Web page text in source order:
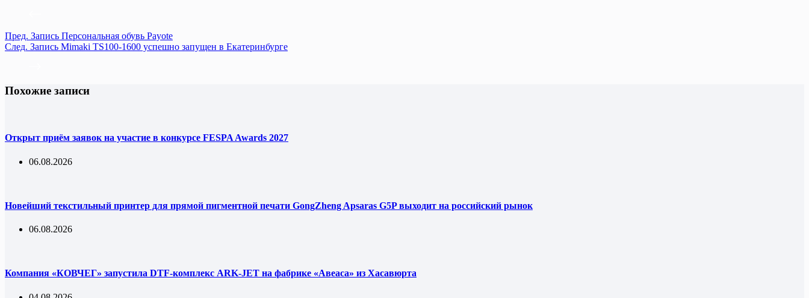
Пред. Запись Персональная обувь Payote
След. Запись Mimaki TS100-1600 успешно запущен в Екатеринбурге
Похожие записи
Открыт приём заявок на участие в конкурсе FESPA Awards 2027
06.08.2026
Новейший текстильный принтер для прямой пигментной печати GongZheng Apsaras G5P выходит на российский рынок
06.08.2026
Компания «КОВЧЕГ» запустила DTF-комплекс ARK-JET на фабрике «Авеаса» из Хасавюрта